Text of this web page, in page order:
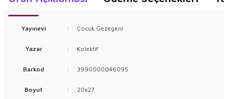
Yayınevi : Çocuk Gezegeni
Yazar : Kolektif
Barkod : 3990000046095
Boyut : 20x27